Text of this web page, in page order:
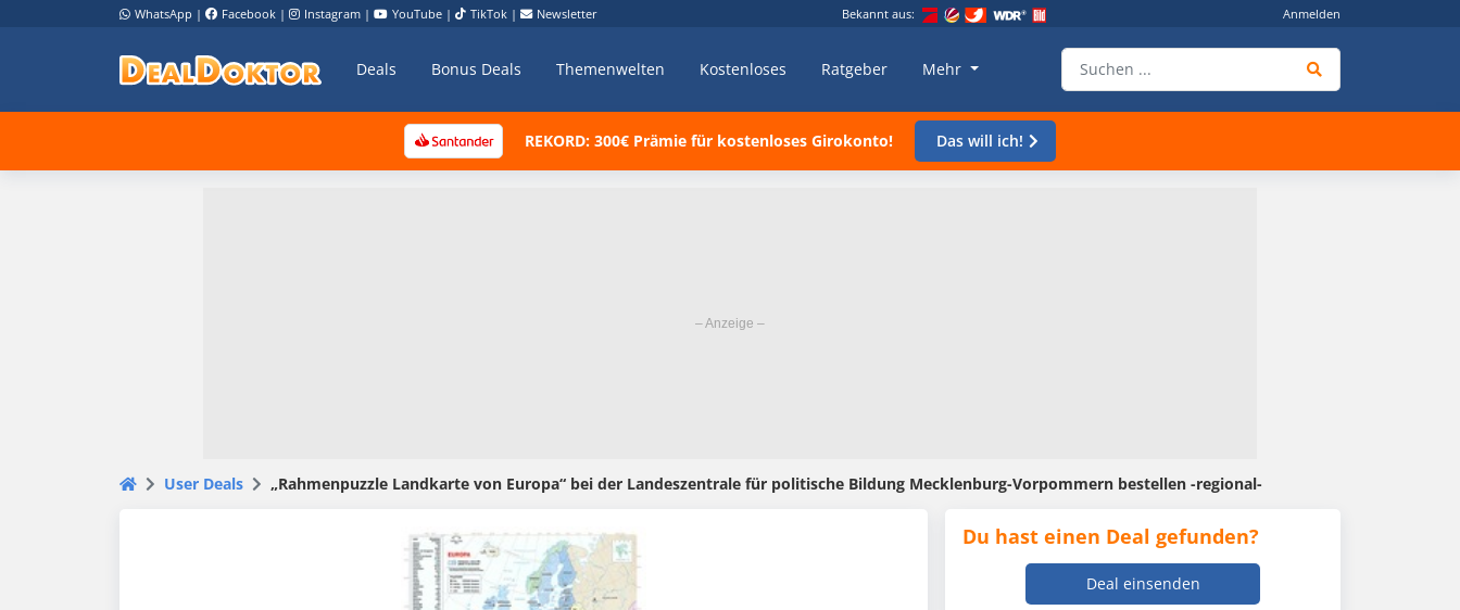
WhatsApp | Facebook | Instagram | YouTube | TikTok | Newsletter Bekannt aus: Anmelden
Deals Bonus Deals Themenwelten Kostenloses Ratgeber Mehr
REKORD: 300€ Prämie für kostenloses Girokonto! Das will ich!
User Deals „Rahmenpuzzle Landkarte von Europa“ bei der Landeszentrale für politische Bildung Mecklenburg-Vorpommern bestellen -regional-
Du hast einen Deal gefunden?
Deal einsenden